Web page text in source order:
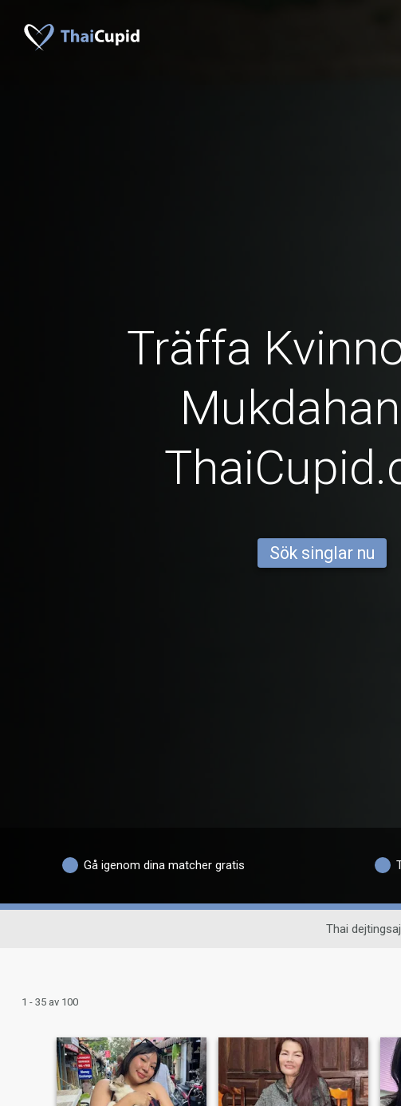
Träffa
Sök singlar nu
Gå igenom dina matcher gratis
Thai
1 - 35 av 100